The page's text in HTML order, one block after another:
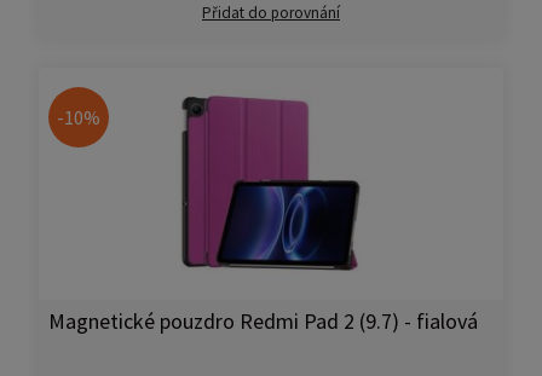
Přidat do porovnání
-10%
Magnetické pouzdro Redmi Pad 2 (9.7) - fialová